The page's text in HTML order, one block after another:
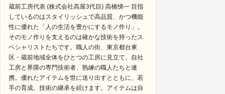
蔵前工房代表 (株式会社高屋3代目) 高橋悌一 目指
しているのはスタイリッシュで高品質、かつ機能
性に優れた「人の生活を豊かにするモノ作り」。
そのモノ作りを支えるのは確かな技術を持ったス
ペシャリストたちです。職人の街、東京都台東
区・蔵前地域全体をひとつの工房に見立て、自社
工房と界隈の専門技術者、熟練の職人たちと連
携。優れたアイテムを世に送り出すとともに、若
手の育成、技術の継承を続けます。アイテムは自